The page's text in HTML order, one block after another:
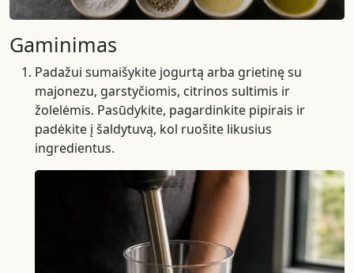
Gaminimas
Padažui sumaišykite jogurtą arba grietinę su
majonezu, garstyčiomis, citrinos sultimis ir
žolelėmis. Pasūdykite, pagardinkite pipirais ir
padėkite į šaldytuvą, kol ruošite likusius
ingredientus.